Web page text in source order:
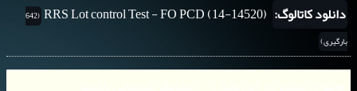
دانلود کاتالوگ: RRS Lot control Test - FO PCD (14-14520)
(642
بارگیری)